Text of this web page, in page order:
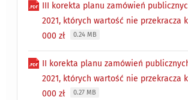
III korekta planu zamówień
2021, których wartość nie przekracza
000 zł
0.24 MB
II korekta planu zamówień
2021, których wartość nie przekracza
000 zł
0.27 MB